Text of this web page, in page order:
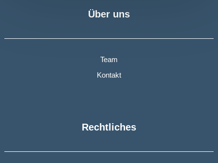
Über uns
Team
Kontakt
Rechtliches